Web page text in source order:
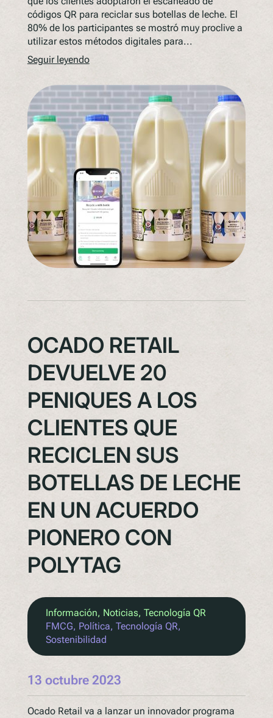
códigos QR para reciclar sus botellas de leche. El
80% de los participantes se mostró muy proclive a
utilizar estos métodos digitales para...
Seguir leyendo
OCADO RETAIL
DEVUELVE 20
PENIQUES A LOS
CLIENTES QUE
RECICLEN SUS
BOTELLAS DE LECHE
EN UN ACUERDO
PIONERO CON
POLYTAG
Información, Noticias, Tecnología QR
FMCG, Política, Tecnología QR
Sostenibilidad
13 octubre 2023
Ocado Retail va a lanzar un innovador programa